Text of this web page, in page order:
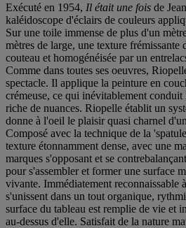
Exécuté en 1954, Il était une fois de
kaléidoscope d'éclairs de couleurs
Sur une toile immense de plus d'un
mètres de large, une texture frémissante
couteau et homogénéisée par un
Comme dans toutes ses oeuvres,
spectacle. Il applique la peinture en
crémeuse, ce qui inévitablement conduit
riche de nuances. Riopelle établit un
donne à l'oeil le plaisir quasi charnel
Composé avec la technique de la
texture étonnamment dense, avec une
marques s'opposant et se
pour s'assembler et former une surface
vivante. Immédiatement reconnaissable
s'unissent dans un tout organique,
surface du tableau est remplie de vie et
au-dessus d'elle. Satisfait de la nature